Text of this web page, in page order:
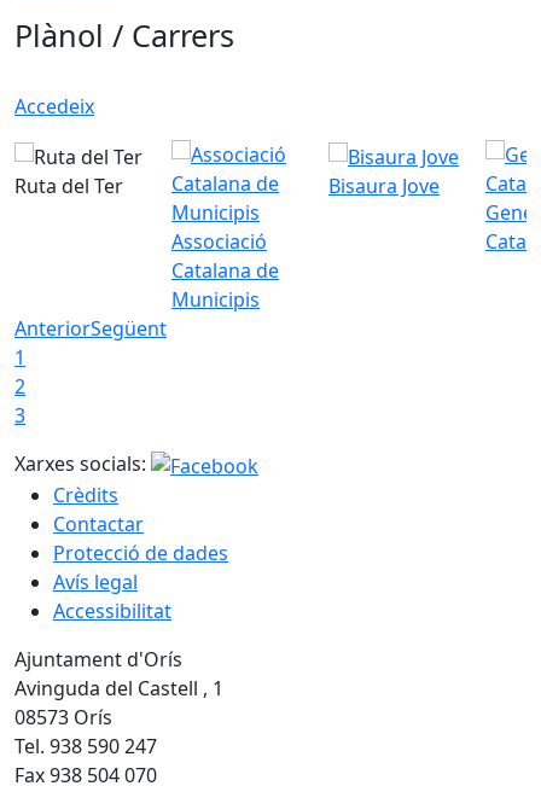
Plànol / Carrers
Accedeix
Ruta del Ter
Associació
Catalana de
Municipis
Bisaura Jove
AnteriorSegüent
1
2
3
Xarxes socials:
Crèdits
Contactar
Protecció de dades
Avís legal
Accessibilitat
Ajuntament d'Orís
Avinguda del Castell , 1
08573 Orís
Tel. 938 590 247
Fax 938 504 070